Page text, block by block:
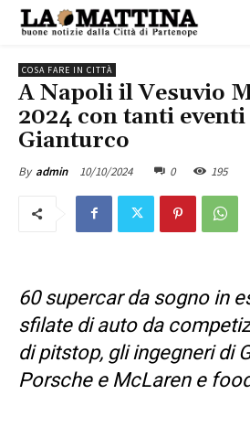
COSA FARE IN CITTÀ
A Napoli il Vesuvio
2024 con tanti
Gianturco
By admin 10/10/2024 0 195
60 supercar da sogno in
sfilate di auto da
di pitstop, gli ingegneri di
Porsche e McLaren e